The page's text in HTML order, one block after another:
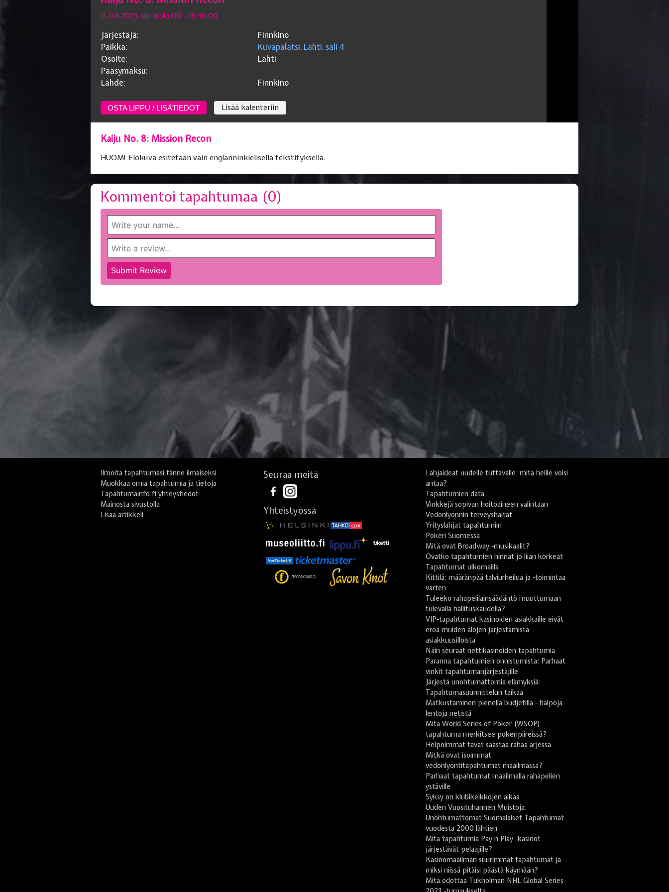
15.04.2025 klo 16:45:00 - 18:56:00
Järjestäjä:
Finnkino
Paikka:
Kuvapalatsi, Lahti, sali 4
Osoite:
Lahti
Pääsymaksu:
Lähde:
Finnkino
OSTA LIPPU / LISÄTIEDOT Lisää kalenteriin
Kaiju No. 8: Mission Recon
HUOM! Elokuva esitetään vain englanninkielisellä tekstityksellä.
Kommentoi tapahtumaa (0)
Ilmoita tapahtumasi tänne ilmaiseksi
Muokkaa omia tapahtumia ja tietoja
Tapahtumainfo.fi yhteystiedot
Mainosta sivustolla
Lisää artikkeli
Seuraa meitä
Yhteistyössä
Lahjaideat uudelle tuttavalle: mitä heille voisi
antaa?
Tapahtumien data
Vinkkejä sopivan hoitoaineen valintaan
Vedonlyönnin terveyshaitat
Yrityslahjat tapahtumiin
Pokeri Suomessa
Mitä ovat Broadway -musikaalit?
Ovatko tapahtumien hinnat jo liian korkeat
Tapahtumat ulkomailla
Kittilä: määränpää talviurheilua ja -toimintaa
varten
Tuleeko rahapelilainsäädäntö muuttumaan
tulevalla hallituskaudella?
VIP-tapahtumat kasinoiden asiakkaille eivät
eroa muiden alojen järjestämistä
asiakkuusilloista
Näin seuraat nettikasinoiden tapahtumia
Paranna tapahtumien onnistumista: Parhaat
vinkit tapahtumanjärjestäjille
Järjestä unohtumattomia elämyksiä:
Tapahtumasuunnittelun taikaa
Matkustaminen pienellä budjetilla - halpoja
lentoja netistä
Mitä World Series of Poker (WSOP)
tapahtuma merkitsee pokeripiireissä?
Helpoimmat tavat säästää rahaa arjessa
Mitkä ovat isoimmat
vedonlyöntitapahtumat maailmassa?
Parhaat tapahtumat maailmalla rahapelien
ystäville
Syksy on klubikeikkojen aikaa
Uuden Vuosituhannen Muistoja:
Unohtumattomat Suomalaiset Tapahtumat
vuodesta 2000 lähtien
Mitä tapahtumia Pay n Play -kasinot
järjestävät pelaajille?
Kasinomaailman suurimmat tapahtumat ja
miksi niissä pitäisi päästä käymään?
Mitä odottaa Tukholman NHL Global Series